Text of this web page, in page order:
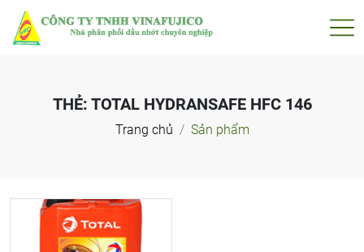
THẺ: TOTAL HYDRANSAFE HFC 146
Trang chủ Sản phẩm